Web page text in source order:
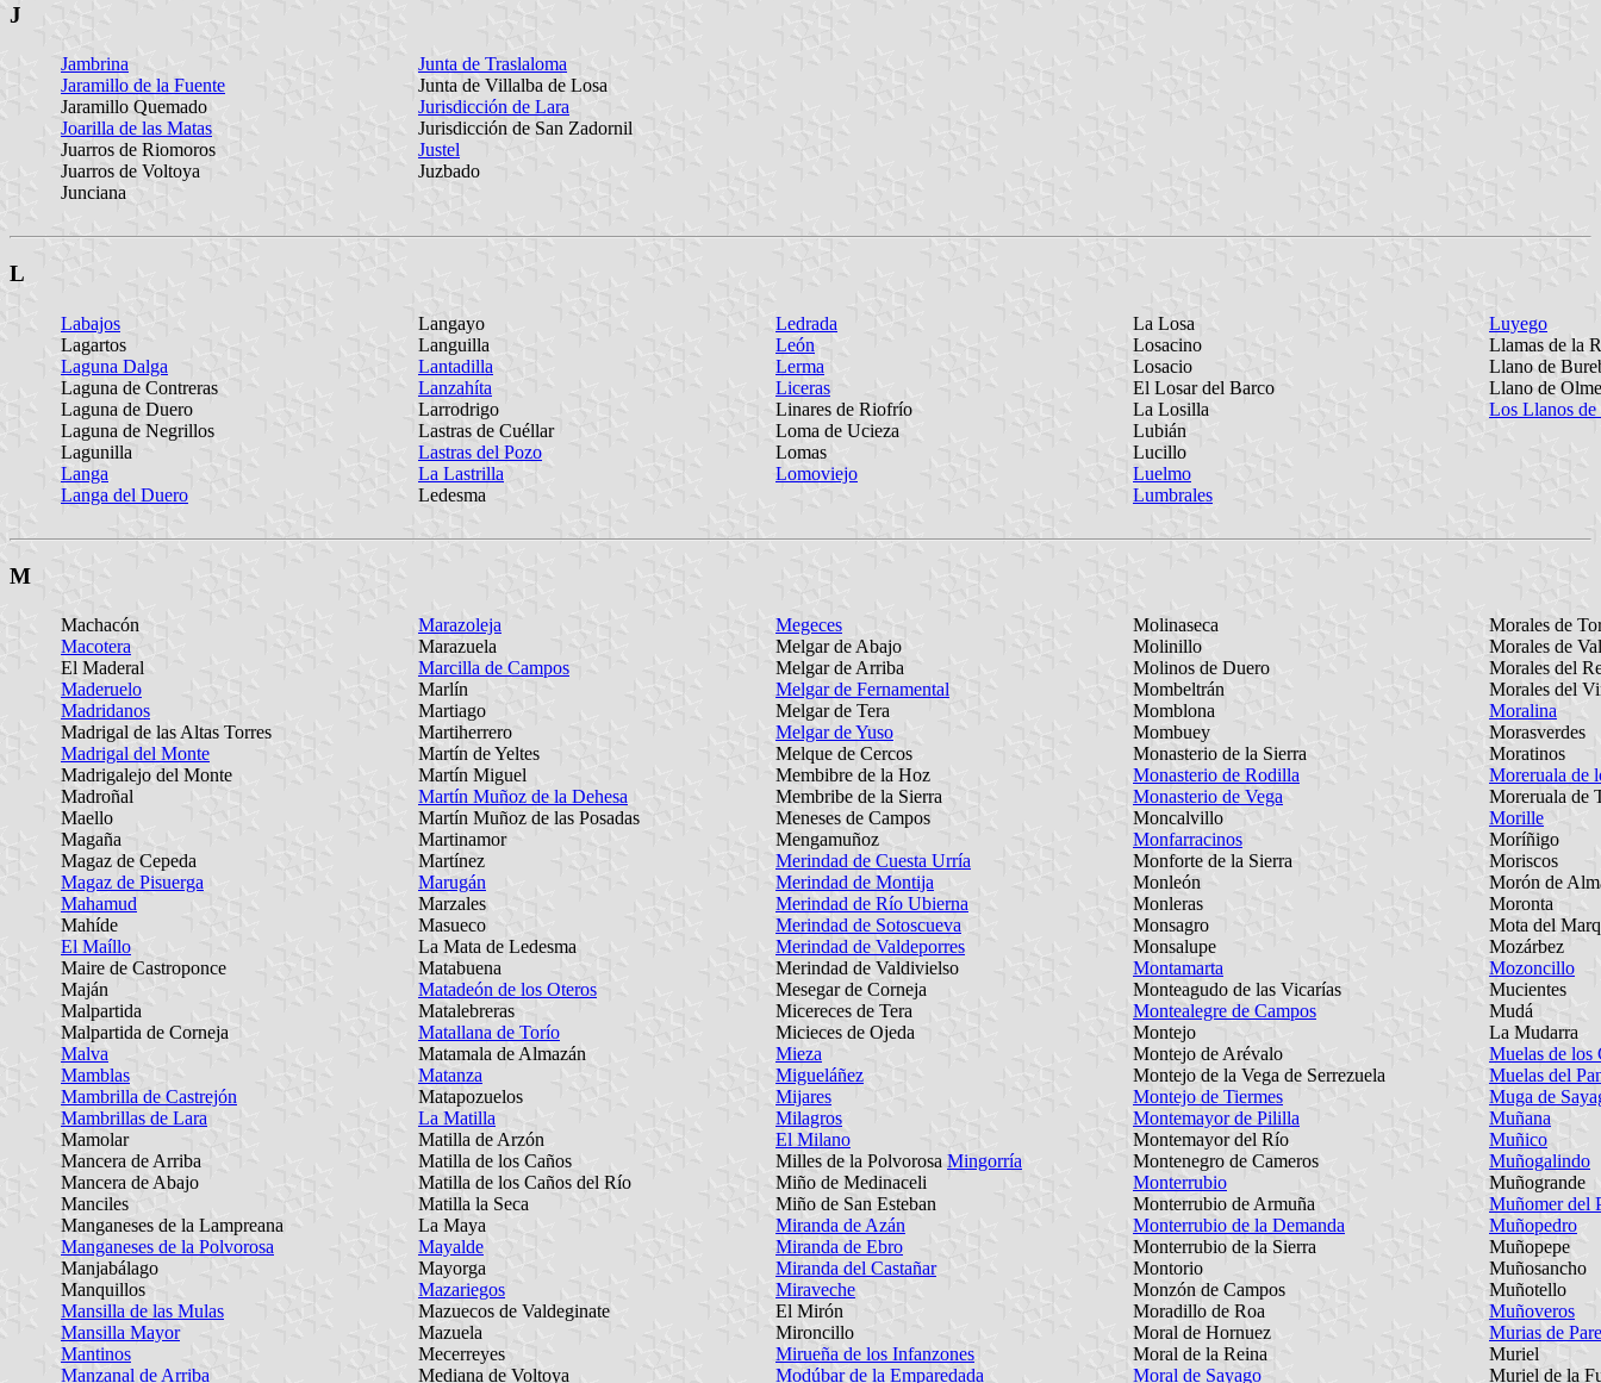
J
Jambrina
Jaramillo de la Fuente
Jaramillo Quemado
Joarilla de las Matas
Juarros de Riomoros
Juarros de Voltoya
Junciana
Junta de Traslaloma
Junta de Villalba de Losa
Jurisdicción de Lara
Jurisdicción de San Zadornil
Justel
Juzbado
L
Labajos
Lagartos
Laguna Dalga
Laguna de Contreras
Laguna de Duero
Laguna de Negrillos
Lagunilla
Langa
Langa del Duero
Langayo
Languilla
Lantadilla
Lanzahíta
Larrodrigo
Lastras de Cuéllar
Lastras del Pozo
La Lastrilla
Ledesma
Ledrada
León
Lerma
Liceras
Linares de Riofrío
Loma de Ucieza
Lomas
Lomoviejo
La Losa
Losacino
Losacio
El Losar del Barco
La Losilla
Lubián
Lucillo
Luelmo
Lumbrales
Luyego
Llamas de la
Llano de
Llano de
Los Llanos de
M
Machacón
Macotera
El Maderal
Maderuelo
Madridanos
Madrigal de las Altas Torres
Madrigal del Monte
Madrigalejo del Monte
Madroñal
Maello
Magaña
Magaz de Cepeda
Magaz de Pisuerga
Mahamud
Mahíde
El Maíllo
Maire de Castroponce
Maján
Malpartida
Malpartida de Corneja
Malva
Mamblas
Mambrilla de Castrejón
Mambrillas de Lara
Mamolar
Mancera de Arriba
Mancera de Abajo
Manciles
Manganeses de la Lampreana
Manganeses de la Polvorosa
Manjabálago
Manquillos
Mansilla de las Mulas
Mansilla Mayor
Mantinos
Manzanal de Arriba
Marazoleja
Marazuela
Marcilla de Campos
Marlín
Martiago
Martiherrero
Martín de Yeltes
Martín Miguel
Martín Muñoz de la Dehesa
Martín Muñoz de las Posadas
Martinamor
Martínez
Marugán
Marzales
Masueco
La Mata de Ledesma
Matabuena
Matadeón de los Oteros
Matalebreras
Matallana de Torío
Matamala de Almazán
Matanza
Matapozuelos
La Matilla
Matilla de Arzón
Matilla de los Caños
Matilla de los Caños del Río
Matilla la Seca
La Maya
Mayalde
Mayorga
Mazariegos
Mazuecos de Valdeginate
Mazuela
Mecerreyes
Mediana de Voltoya
Megeces
Melgar de Abajo
Melgar de Arriba
Melgar de Fernamental
Melgar de Tera
Melgar de Yuso
Melque de Cercos
Membibre de la Hoz
Membribe de la Sierra
Meneses de Campos
Mengamuñoz
Merindad de Cuesta Urría
Merindad de Montija
Merindad de Río Ubierna
Merindad de Sotoscueva
Merindad de Valdeporres
Merindad de Valdivielso
Mesegar de Corneja
Micereces de Tera
Micieces de Ojeda
Mieza
Migueláñez
Mijares
Milagros
El Milano
Milles de la Polvorosa Mingorría
Miño de Medinaceli
Miño de San Esteban
Miranda de Azán
Miranda de Ebro
Miranda del Castañar
Miraveche
El Mirón
Mironcillo
Mirueña de los Infanzones
Modúbar de la Emparedada
Molinaseca
Molinillo
Molinos de Duero
Mombeltrán
Momblona
Mombuey
Monasterio de la Sierra
Monasterio de Rodilla
Monasterio de Vega
Moncalvillo
Monfarracinos
Monforte de la Sierra
Monleón
Monleras
Monsagro
Monsalupe
Montamarta
Monteagudo de las Vicarías
Montealegre de Campos
Montejo
Montejo de Arévalo
Montejo de la Vega de Serrezuela
Montejo de Tiermes
Montemayor de Pililla
Montemayor del Río
Montenegro de Cameros
Monterrubio
Monterrubio de Armuña
Monterrubio de la Demanda
Monterrubio de la Sierra
Montorio
Monzón de Campos
Moradillo de Roa
Moral de Hornuez
Moral de la Reina
Moral de Sayago
Morales de
Morales de
Morales del
Morales del
Moralina
Morasverdes
Moratinos
Moreruala de
Moreruala de
Morille
Moríñigo
Moriscos
Morón de
Moronta
Mota del
Mozárbez
Mozoncillo
Mucientes
Mudá
La Mudarra
Muelas de los
Muelas del
Muga de
Muñana
Muñico
Muñogalindo
Muñogrande
Muñomer del
Muñopedro
Muñopepe
Muñosancho
Muñotello
Muñoveros
Murias de
Muriel
Muriel de la